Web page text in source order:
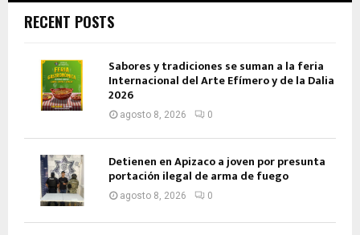
RECENT POSTS
Sabores y tradiciones se suman a la feria
Internacional del Arte Efímero y de la Dalia
2026
agosto 8, 2026 0
Detienen en Apizaco a joven por presunta
portación ilegal de arma de fuego
agosto 8, 2026 0